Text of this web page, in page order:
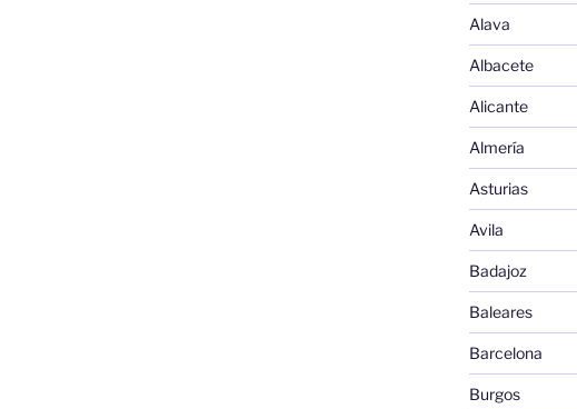
Alava
Albacete
Alicante
Almería
Asturias
Avila
Badajoz
Baleares
Barcelona
Burgos